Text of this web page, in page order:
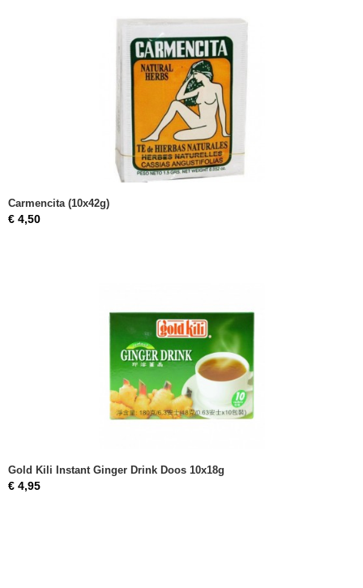
Carmencita (10x42g)
€ 4,50
Gold Kili Instant Ginger Drink Doos 10x18g
€ 4,95